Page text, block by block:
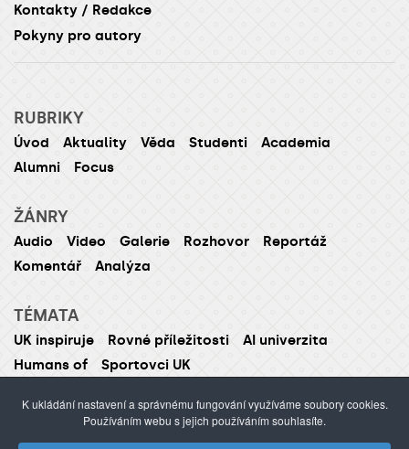
Kontakty / Redakce
Pokyny pro autory
RUBRIKY
Úvod Aktuality Věda Studenti
Academia
Alumni
Focus
ŽÁNRY
Audio Video Galerie Rozhovor
Reportáž
Komentář
Analýza
TÉMATA
UK inspiruje Rovné příležitosti
AI univerzita
Humans of
Sportovci UK
K ukládání nastavení a správnému fungování využíváme soubory cookies.
Používáním webu s jejich používáním souhlasíte.